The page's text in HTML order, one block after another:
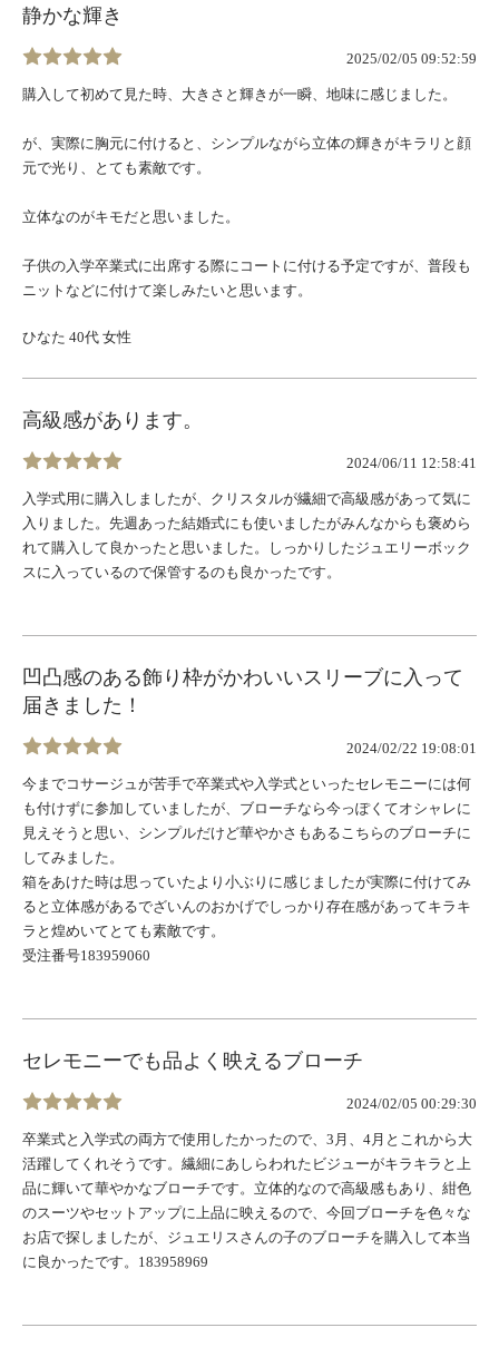
静かな輝き
2025/02/05 09:52:59
購入して初めて見た時、大きさと輝きが一瞬、地味に感じました。
が、実際に胸元に付けると、シンプルながら立体の輝きがキラリと顔
元で光り、とても素敵です。
立体なのがキモだと思いました。
子供の入学卒業式に出席する際にコートに付ける予定ですが、普段も
ニットなどに付けて楽しみたいと思います。
ひなた 40代 女性
高級感があります。
2024/06/11 12:58:41
入学式用に購入しましたが、クリスタルが繊細で高級感があって気に
入りました。先週あった結婚式にも使いましたがみんなからも褒めら
れて購入して良かったと思いました。しっかりしたジュエリーボック
スに入っているので保管するのも良かったです。
凹凸感のある飾り枠がかわいいスリーブに入って
届きました！
2024/02/22 19:08:01
今までコサージュが苦手で卒業式や入学式といったセレモニーには何
も付けずに参加していましたが、ブローチなら今っぽくてオシャレに
見えそうと思い、シンプルだけど華やかさもあるこちらのブローチに
してみました。
箱をあけた時は思っていたより小ぶりに感じましたが実際に付けてみ
ると立体感があるでざいんのおかげでしっかり存在感があってキラキ
ラと煌めいてとても素敵です。
受注番号183959060
セレモニーでも品よく映えるブローチ
2024/02/05 00:29:30
卒業式と入学式の両方で使用したかったので、3月、4月とこれから大
活躍してくれそうです。繊細にあしらわれたビジューがキラキラと上
品に輝いて華やかなブローチです。立体的なので高級感もあり、紺色
のスーツやセットアップに上品に映えるので、今回ブローチを色々な
お店で探しましたが、ジュエリスさんの子のブローチを購入して本当
に良かったです。183958969